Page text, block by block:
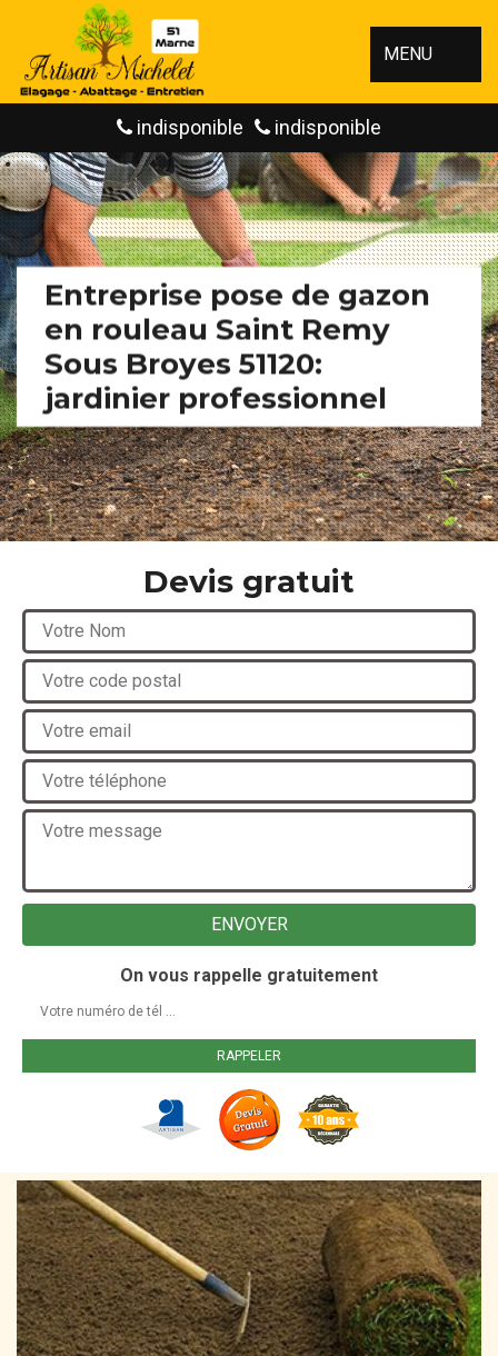
MENU
indisponible indisponible
Entreprise pose de gazon
en rouleau Saint Remy
Sous Broyes 51120:
jardinier professionnel
Devis gratuit
On vous rappelle gratuitement